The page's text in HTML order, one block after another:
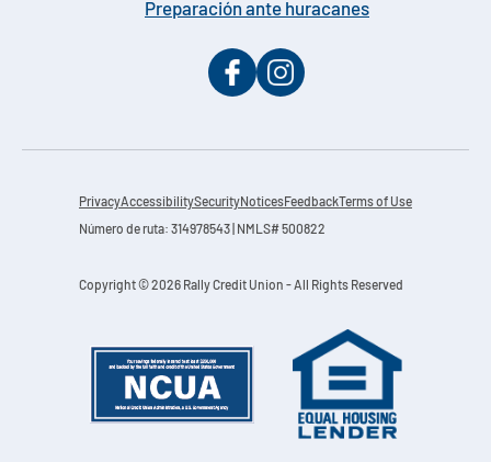
Preparación ante huracanes
PrivacyAccessibilitySecurityNoticesFeedback Terms of Use
Número de ruta: 314978543 | NMLS# 500822
Copyright © 2026 Rally Credit Union - All Rights Reserved